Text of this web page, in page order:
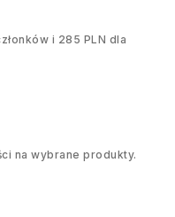
i 285 PLN dla
na wybrane produkty.